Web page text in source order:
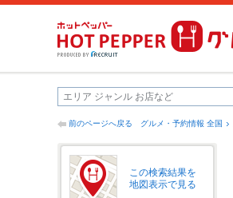
前のページへ戻る グルメ・予約情報 全国
この検索結果を
地図表示で見る